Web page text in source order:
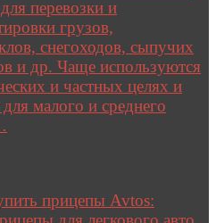
перевозки и
грузов,
снегоходов, сыпучих
и др. Чаще используются
и частных целях и
малого и среднего
прицепы Avtos: